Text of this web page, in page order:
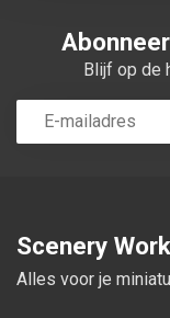
Blijf op de
Scenery
Alles voor je